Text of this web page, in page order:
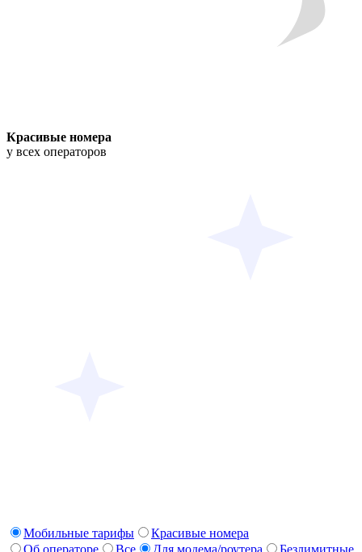
Красивые номера
у всех операторов
Мобильные тарифы
Красивые номера